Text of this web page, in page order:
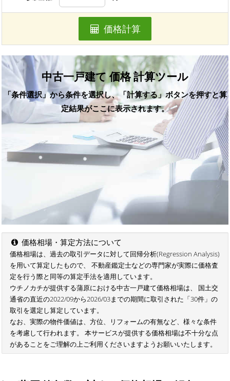
価格計算
中古一戸建て 価格 計算ツール
「条件選択」から条件を選択し、「計算する」ボタンを押すと算
定結果がここに表示されます。
価格相場・算定方法について
価格相場は、過去の取引データに対して回帰分析(Regression Analysis)
を用いて算定したもので、 不動産鑑定士などの専門家が実際に価格査
定を行う際と同等の算定手法を適用しています。
ウチノカチが提供する蒲原における中古一戸建て価格相場は、 国土交
通省の直近の2022/09から2026/03までの期間に取引された「30件」の
取引を選定し算定しています。
なお、実際の物件価値は、方位、リフォームの有無など、様々な条件
を考慮して行われます。 本サービスが提供する価格相場は不十分な点
があることをご理解の上ご利用くださいますようお願いいたします。